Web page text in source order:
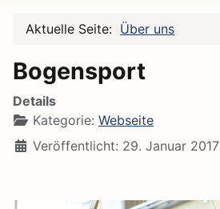
Aktuelle Seite: Über uns
Bogensport
Details
Kategorie: Webseite
Veröffentlicht: 29. Januar 2017